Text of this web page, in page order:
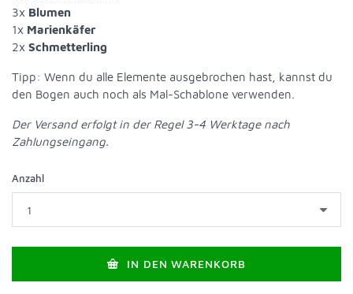
3x Blumen
1x Marienkäfer
2x Schmetterling
Tipp: Wenn du alle Elemente ausgebrochen hast, kannst du
den Bogen auch noch als Mal-Schablone verwenden.
Der Versand erfolgt in der Regel 3-4 Werktage nach
Zahlungseingang.
Anzahl
IN DEN WARENKORB